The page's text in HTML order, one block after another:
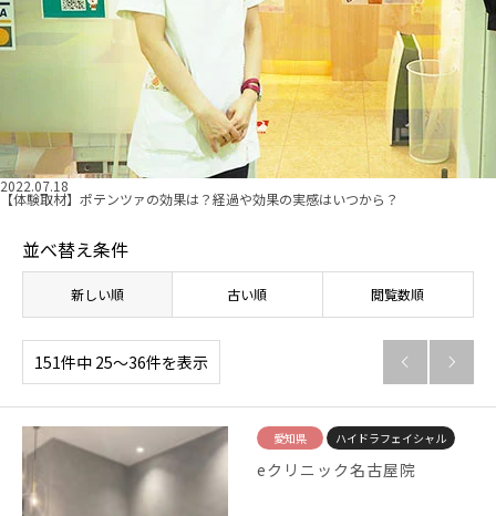
2022.07.18
【体験取材】ポテンツァの効果は？経過や効果の実感はいつから？
並べ替え条件
新しい順 古い順 閲覧数順
151件中 25〜36件を表示  
愛知県 ハイドラフェイシャル
eクリニック名古屋院